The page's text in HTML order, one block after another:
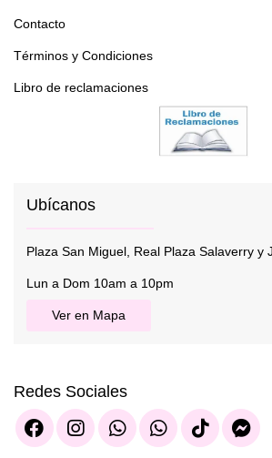
Contacto
Términos y Condiciones
Libro de reclamaciones
Ubícanos
Plaza San Miguel, Real Plaza Salaverry y
Lun a Dom 10am a 10pm
Ver en Mapa
Redes Sociales